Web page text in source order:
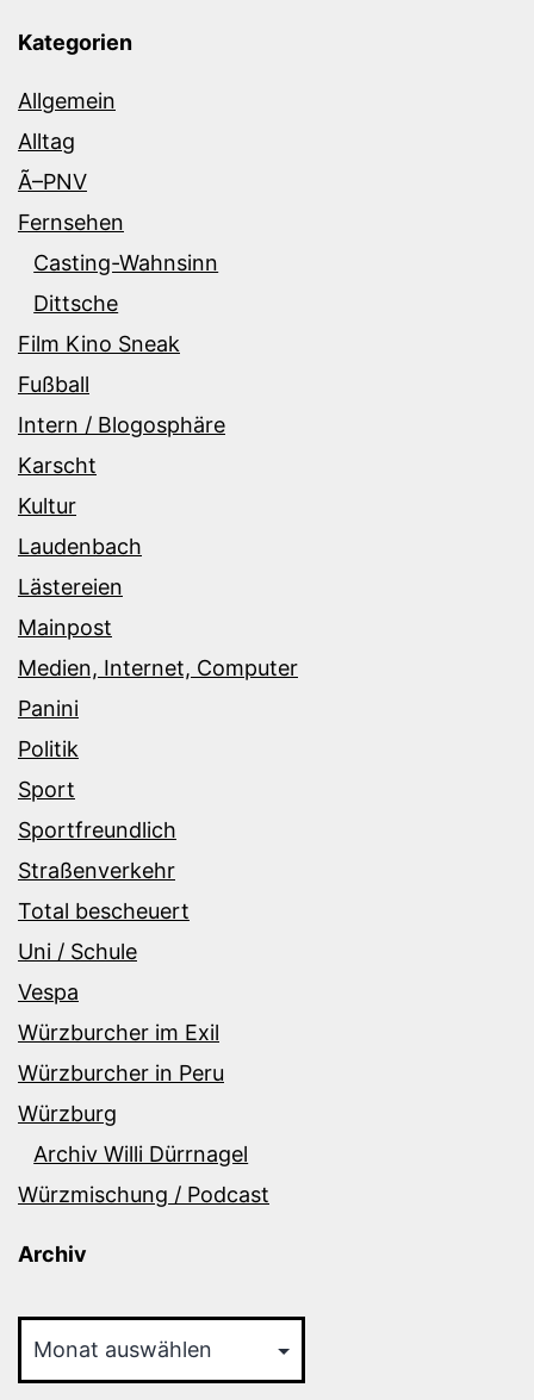
Kategorien
Allgemein
Alltag
Ã–PNV
Fernsehen
Casting-Wahnsinn
Dittsche
Film Kino Sneak
Fußball
Intern / Blogosphäre
Karscht
Kultur
Laudenbach
Lästereien
Mainpost
Medien, Internet, Computer
Panini
Politik
Sport
Sportfreundlich
Straßenverkehr
Total bescheuert
Uni / Schule
Vespa
Würzburcher im Exil
Würzburcher in Peru
Würzburg
Archiv Willi Dürrnagel
Würzmischung / Podcast
Archiv